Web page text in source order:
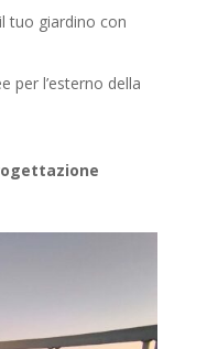
tuo giardino con
per l’esterno della